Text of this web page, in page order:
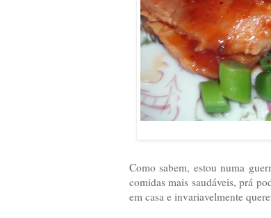
Como sabem, estou numa
comidas mais saudáveis, prá
em casa e invariavelmente